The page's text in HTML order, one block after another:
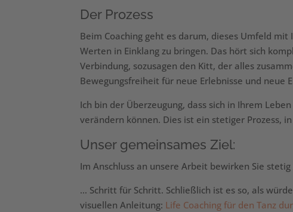
Der Prozess
Beim Coaching geht es darum, dieses Umfeld
Werten in Einklang zu bringen. Das hört sich
Verbindung, sozusagen den Kitt, der alles
Bewegungsfreiheit für neue Erlebnisse und neue
Ich bin der Überzeugung, dass sich in Ihrem
verändern können. Dies ist ein stetiger Prozess,
Unser gemeinsames Ziel:
Im Anschluss an unsere Arbeit bewirken Sie
… Schritt für Schritt. Schließlich ist es so, als
visuellen Anleitung: Life Coaching für den Tanz